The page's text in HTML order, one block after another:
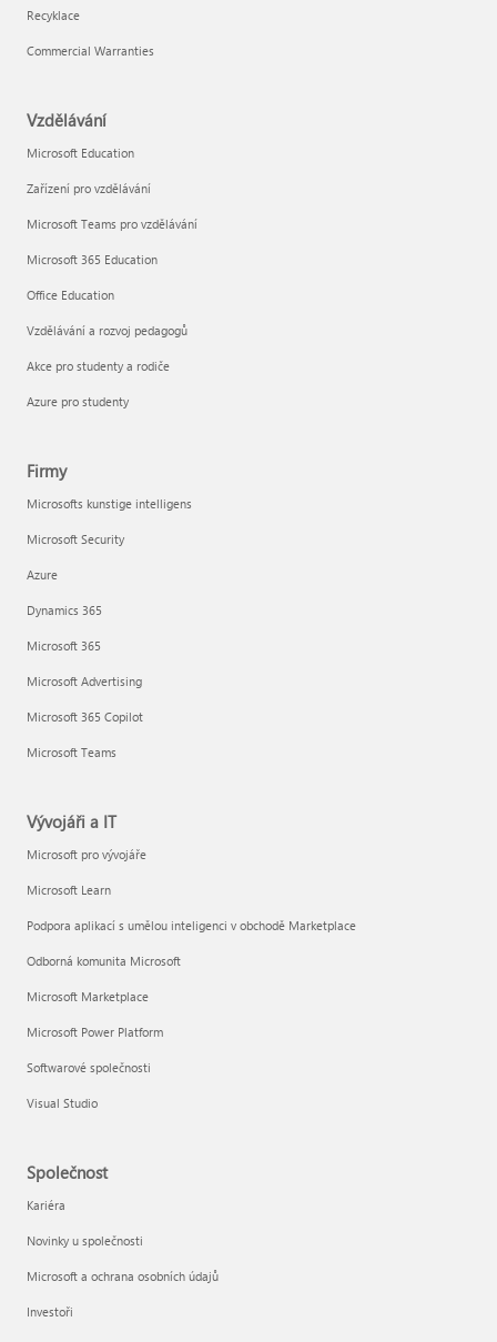
Recyklace
Commercial Warranties
Vzdělávání
Microsoft Education
Zařízení pro vzdělávání
Microsoft Teams pro vzdělávání
Microsoft 365 Education
Office Education
Vzdělávání a rozvoj pedagogů
Akce pro studenty a rodiče
Azure pro studenty
Firmy
Microsofts kunstige intelligens
Microsoft Security
Azure
Dynamics 365
Microsoft 365
Microsoft Advertising
Microsoft 365 Copilot
Microsoft Teams
Vývojáři a IT
Microsoft pro vývojáře
Microsoft Learn
Podpora aplikací s umělou inteligenci v obchodě Marketplace
Odborná komunita Microsoft
Microsoft Marketplace
Microsoft Power Platform
Softwarové společnosti
Visual Studio
Společnost
Kariéra
Novinky u společnosti
Microsoft a ochrana osobních údajů
Investoři